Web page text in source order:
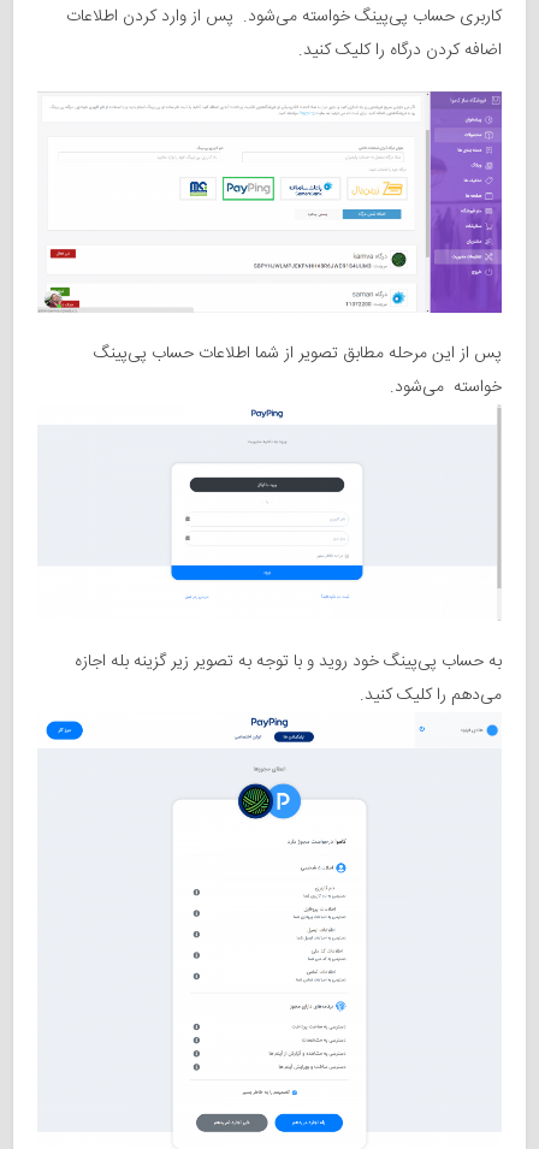
کاربری حساب پی‌پینگ خواسته می‌شود. پس از وارد کردن اطلاعات
اضافه کردن درگاه را کلیک کنید.
پس از این مرحله مطابق تصویر از شما اطلاعات حساب پی‌پینگ
خواسته می‌شود.
به حساب پی‌پینگ خود روید و با توجه به تصویر زیر گزینه بله اجازه
می‌دهم را کلیک کنید.